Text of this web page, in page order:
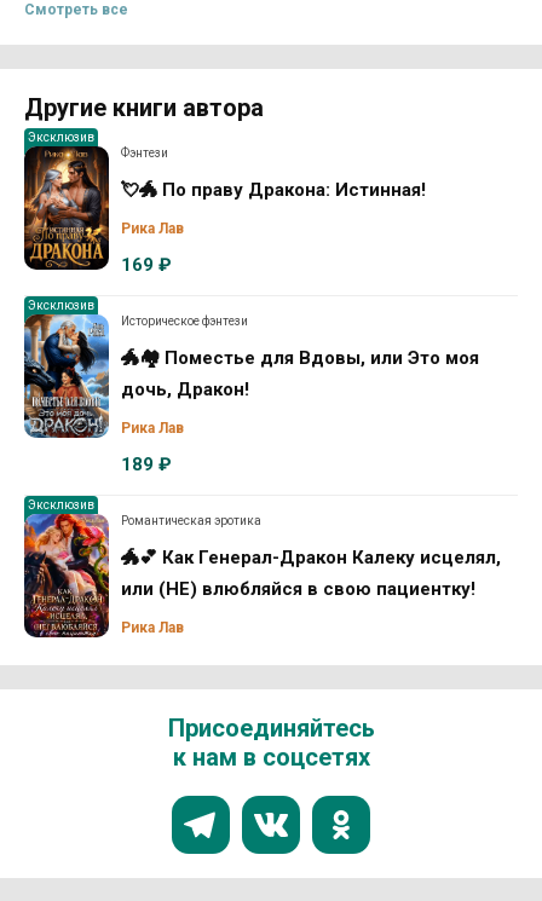
Смотреть все
Другие книги автора
Эксклюзив
Фэнтези
💘🐲 По праву Дракона: Истинная!
Рика Лав
169 ₽
Эксклюзив
Историческое фэнтези
🐲🏘️ Поместье для Вдовы, или Это моя
дочь, Дракон!
Рика Лав
189 ₽
Эксклюзив
Романтическая эротика
🐲💕 Как Генерал-Дракон Калеку исцелял,
или (НЕ) влюбляйся в свою пациентку!
Рика Лав
Присоединяйтесь
к нам в соцсетях